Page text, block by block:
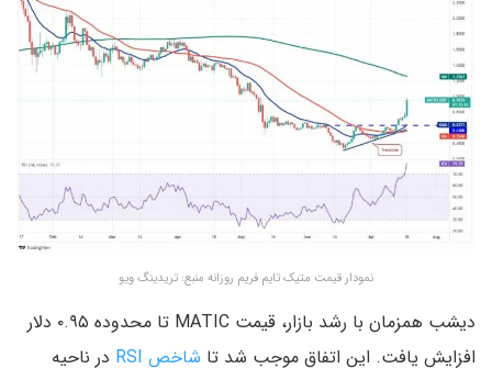
نمودار قیمت متیک تایم فریم روزانه منبع: تریدینگ ویو
دیشب همزمان با رشد بازار، قیمت MATIC تا محدوده ۰.۹۵ دلار
افزایش یافت. این اتفاق موجب شد تا شاخص RSI
در ناحیه